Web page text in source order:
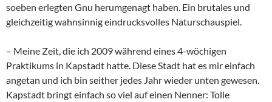
soeben erlegten Gnu herumgenagt haben. Ein brutales und
gleichzeitig wahnsinnig eindrucksvolles Naturschauspiel.
– Meine Zeit, die ich 2009 während eines 4-wöchigen
Praktikums in Kapstadt hatte. Diese Stadt hat es mir einfach
angetan und ich bin seither jedes Jahr wieder unten gewesen.
Kapstadt bringt einfach so viel auf einen Nenner: Tolle